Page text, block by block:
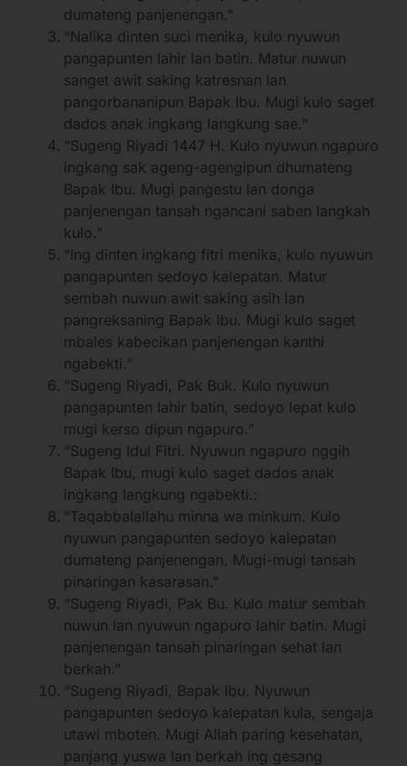
dumateng panjenengan.”
“Nalika dinten suci menika, kulo nyuwun
pangapunten lahir lan batin. Matur nuwun
sanget awit saking katresnan lan
pangorbananipun Bapak Ibu. Mugi kulo saget
dados anak ingkang langkung sae.”
“Sugeng Riyadi 1447 H. Kulo nyuwun ngapuro
ingkang sak ageng-agengipun dhumateng
Bapak Ibu. Mugi pangestu lan donga
panjenengan tansah ngancani saben langkah
kulo.”
“Ing dinten ingkang fitri menika, kulo nyuwun
pangapunten sedoyo kalepatan. Matur
sembah nuwun awit saking asih lan
pangreksaning Bapak Ibu. Mugi kulo saget
mbales kabecikan panjenengan kanthi
ngabekti.”
“Sugeng Riyadi, Pak Buk. Kulo nyuwun
pangapunten lahir batin, sedoyo lepat kulo
mugi kerso dipun ngapuro.”
“Sugeng Idul Fitri. Nyuwun ngapuro nggih
Bapak Ibu, mugi kulo saget dados anak
ingkang langkung ngabekti.:
“Taqabbalallahu minna wa minkum. Kulo
nyuwun pangapunten sedoyo kalepatan
dumateng panjenengan. Mugi-mugi tansah
pinaringan kasarasan.”
“Sugeng Riyadi, Pak Bu. Kulo matur sembah
nuwun lan nyuwun ngapuro lahir batin. Mugi
panjenengan tansah pinaringan sehat lan
berkah.”
“Sugeng Riyadi, Bapak Ibu. Nyuwun
pangapunten sedoyo kalepatan kula, sengaja
utawi mboten. Mugi Allah paring kesehatan,
panjang yuswa lan berkah ing gesang